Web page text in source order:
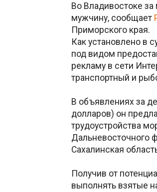
Во Владивостоке
мужчину, сообщает
Приморского края.
Как установлено в
под видом
рекламу в сети
транспортный и
В объявлениях за
долларов) он
трудоустройства
Дальневосточного
Сахалинская
Получив от
выполнять взятые